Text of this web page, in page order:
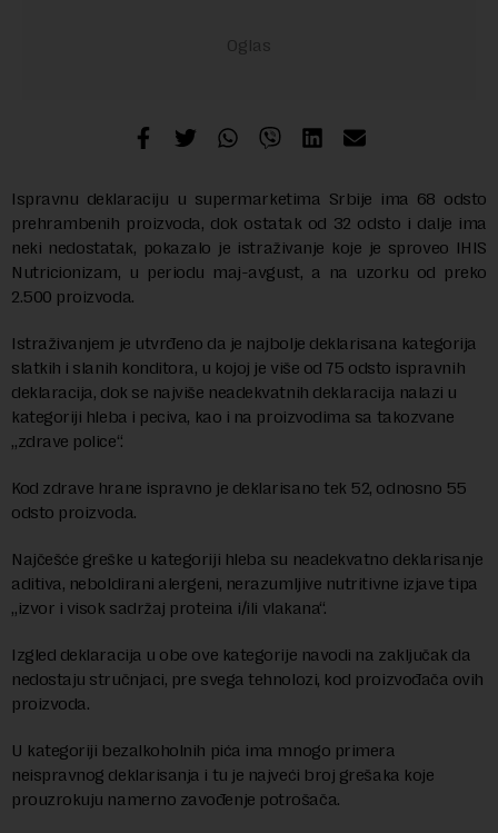
Ispravnu deklaraciju u supermarketima Srbije ima 68 odsto
prehrambenih proizvoda, dok ostatak od 32 odsto i dalje ima
neki nedostatak, pokazalo je istraživanje koje je sproveo IHIS
Nutricionizam, u periodu maj-avgust, a na uzorku od preko
2.500 proizvoda.
Istraživanjem je utvrđeno da je najbolje deklarisana kategorija
slatkih i slanih konditora, u kojoj je više od 75 odsto ispravnih
deklaracija, dok se najviše neadekvatnih deklaracija nalazi u
kategoriji hleba i peciva, kao i na proizvodima sa takozvane
„zdrave police“.
Kod zdrave hrane ispravno je deklarisano tek 52, odnosno 55
odsto proizvoda.
Najčešće greške u kategoriji hleba su neadekvatno deklarisanje
aditiva, neboldirani alergeni, nerazumljive nutritivne izjave tipa
„izvor i visok sadržaj proteina i/ili vlakana“.
Izgled deklaracija u obe ove kategorije navodi na zaključak da
nedostaju stručnjaci, pre svega tehnolozi, kod proizvođača ovih
proizvoda.
U kategoriji bezalkoholnih pića ima mnogo primera
neispravnog deklarisanja i tu je najveći broj grešaka koje
prouzrokuju namerno zavođenje potrošača.